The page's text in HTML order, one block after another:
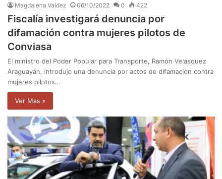
Magdalena Valdez 06/10/2022 0 422
Fiscalía investigará denuncia por
difamación contra mujeres pilotos de
Conviasa
El ministro del Poder Popular para Transporte, Ramón Velásquez
Araguayán, introdujo una denuncia por actos de difamación contra
mujeres pilotos…
Ver Mas »